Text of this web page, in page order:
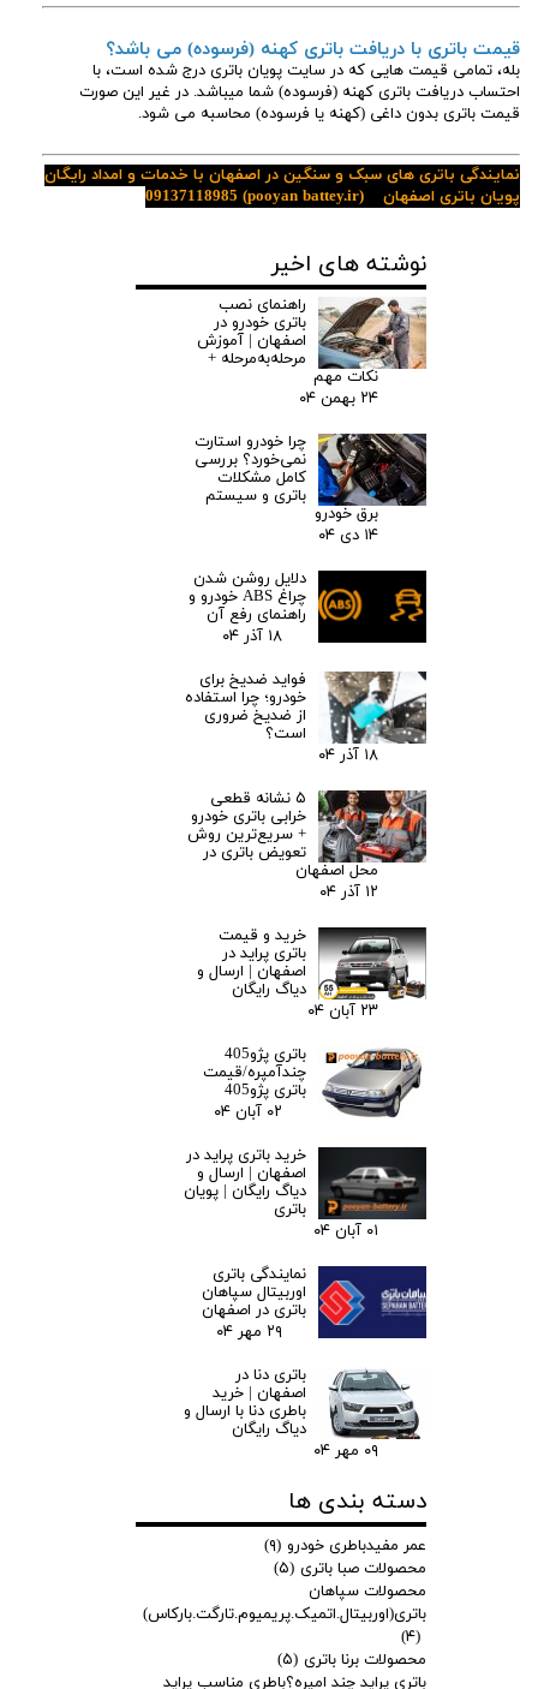
قیمت باتری با دریافت باتری کهنه (فرسوده) می باشد؟
بله، تمامی قیمت هایی که در سایت پویان باتری درج شده است، با
احتساب دریافت باتری کهنه (فرسوده) شما میباشد. در غیر این صورت
قیمت باتری بدون داغی (کهنه یا فرسوده) محاسبه می شود.
نمایندگی باتری های سبک و سنگین در اصفهان با خدمات و امداد رایگان
پویان باتری اصفهان
(pooyan battey.ir)
09137118985
نوشته های اخیر
راهنمای نصب
باتری خودرو در
اصفهان | آموزش
مرحله‌به‌مرحله +
نکات مهم
۲۴ بهمن ۰۴
چرا خودرو استارت
نمی‌خورد؟ بررسی
کامل مشکلات
باتری و سیستم
برق خودرو
۱۴ دی ۰۴
دلایل روشن شدن
چراغ ABS خودرو و
راهنمای رفع آن
۱۸ آذر ۰۴
فواید ضدیخ برای
خودرو؛ چرا استفاده
از ضدیخ ضروری
است؟
۱۸ آذر ۰۴
۵ نشانه قطعی
خرابی باتری خودرو
+ سریع‌ترین روش
تعویض باتری در
محل اصفهان
۱۲ آذر ۰۴
خرید و قیمت
باتری پراید در
اصفهان | ارسال و
دیاگ رایگان
۲۳ آبان ۰۴
باتری پژو405
چندآمپره/قیمت
باتری پژو405
۰۲ آبان ۰۴
خرید باتری پراید در
اصفهان | ارسال و
دیاگ رایگان | پویان
باتری
۰۱ آبان ۰۴
نمایندگی باتری
اوربیتال سپاهان
باتری در اصفهان
۲۹ مهر ۰۴
باتری دنا در
اصفهان | خرید
باطری دنا با ارسال و
دیاگ رایگان
۰۹ مهر ۰۴
دسته بندی ها
عمر مفیدباطری خودرو (۹)
محصولات صبا باتری (۵)
محصولات سپاهان
باتری(اوربیتال.اتمیک.پریمیوم.تارگت.بارکاس)
(۴)
محصولات برنا باتری (۵)
باتری پراید چند امپره؟باطری مناسب پراید